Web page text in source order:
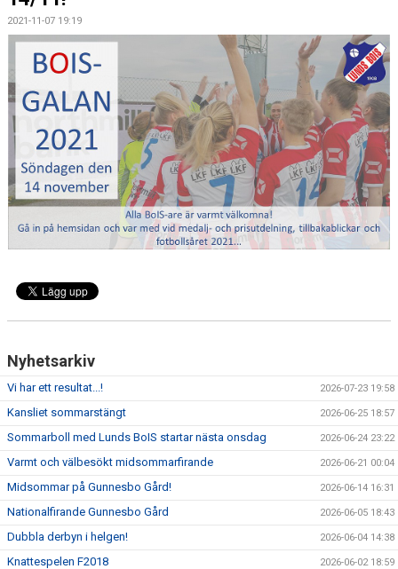
KLUBBSHOP
TILL FÖRÄLDRAR
KONTAKT
SPONSORER
2021-11-07 19:19
Nyhetsarkiv
Vi har ett resultat...! 2026-07-23 19:58
Kansliet sommarstängt 2026-06-25 18:57
Sommarboll med Lunds BoIS startar nästa onsdag 2026-06-24 23:22
Varmt och välbesökt midsommarfirande 2026-06-21 00:04
Midsommar på Gunnesbo Gård! 2026-06-14 16:31
Nationalfirande Gunnesbo Gård 2026-06-05 18:43
Dubbla derbyn i helgen! 2026-06-04 14:38
Knattespelen F2018 2026-06-02 18:59